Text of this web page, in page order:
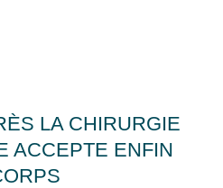
LA CHIRURGIE
ACCEPTE ENFIN